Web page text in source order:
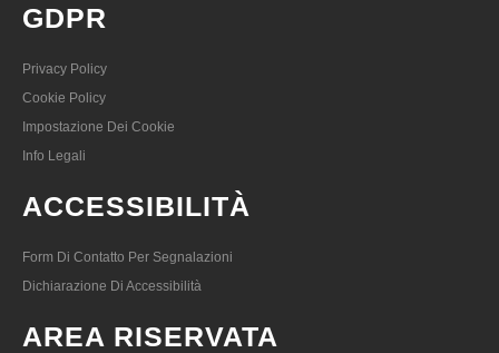
GDPR
Privacy Policy
Cookie Policy
Impostazione Dei Cookie
Info Legali
ACCESSIBILITÀ
Form Di Contatto Per Segnalazioni
Dichiarazione Di Accessibilità
AREA RISERVATA